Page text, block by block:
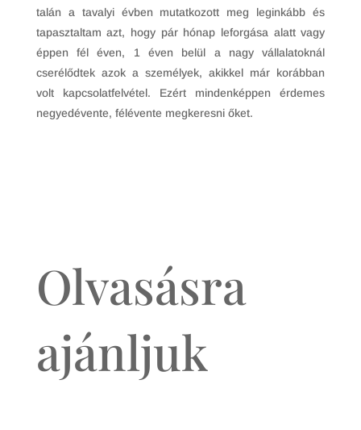
talán a tavalyi évben mutatkozott meg leginkább és
tapasztaltam azt, hogy pár hónap leforgása alatt vagy
éppen fél éven, 1 éven belül a nagy vállalatoknál
cserélődtek azok a személyek, akikkel már korábban
volt kapcsolatfelvétel. Ezért mindenképpen érdemes
negyedévente, félévente megkeresni őket.
Olvasásra
ajánljuk